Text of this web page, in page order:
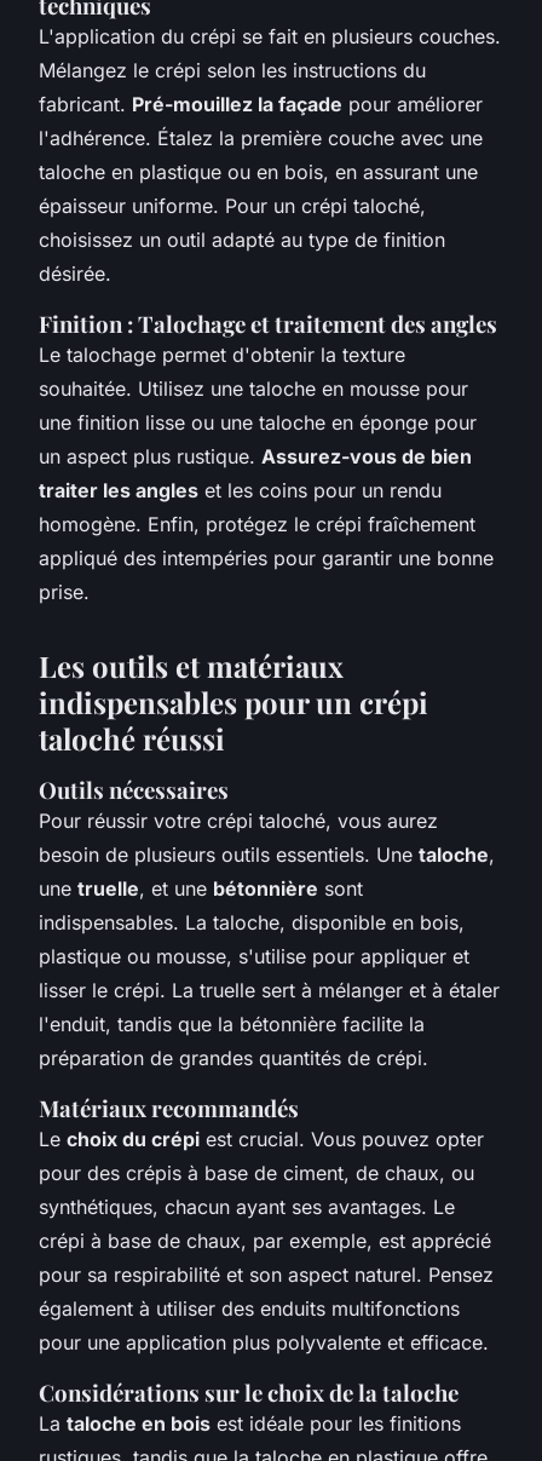
L'application du crépi se fait en plusieurs couches.
Mélangez le crépi selon les instructions du
fabricant. Pré-mouillez la façade pour améliorer
l'adhérence. Étalez la première couche avec une
taloche en plastique ou en bois, en assurant une
épaisseur uniforme. Pour un crépi taloché,
choisissez un outil adapté au type de finition
désirée.
Finition : Talochage et traitement des angles
Le talochage permet d'obtenir la texture
souhaitée. Utilisez une taloche en mousse pour
une finition lisse ou une taloche en éponge pour
un aspect plus rustique. Assurez-vous de bien
traiter les angles et les coins pour un rendu
homogène. Enfin, protégez le crépi fraîchement
appliqué des intempéries pour garantir une bonne
prise.
Les outils et matériaux
indispensables pour un crépi
taloché réussi
Outils nécessaires
Pour réussir votre crépi taloché, vous aurez
besoin de plusieurs outils essentiels. Une taloche,
une truelle, et une bétonnière sont
indispensables. La taloche, disponible en bois,
plastique ou mousse, s'utilise pour appliquer et
lisser le crépi. La truelle sert à mélanger et à étaler
l'enduit, tandis que la bétonnière facilite la
préparation de grandes quantités de crépi.
Matériaux recommandés
Le choix du crépi est crucial. Vous pouvez opter
pour des crépis à base de ciment, de chaux, ou
synthétiques, chacun ayant ses avantages. Le
crépi à base de chaux, par exemple, est apprécié
pour sa respirabilité et son aspect naturel. Pensez
également à utiliser des enduits multifonctions
pour une application plus polyvalente et efficace.
Considérations sur le choix de la taloche
La taloche en bois est idéale pour les finitions